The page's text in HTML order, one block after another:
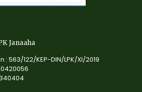
Janaaha
: 563/122/KEP-DIN/LPK/XI/2019